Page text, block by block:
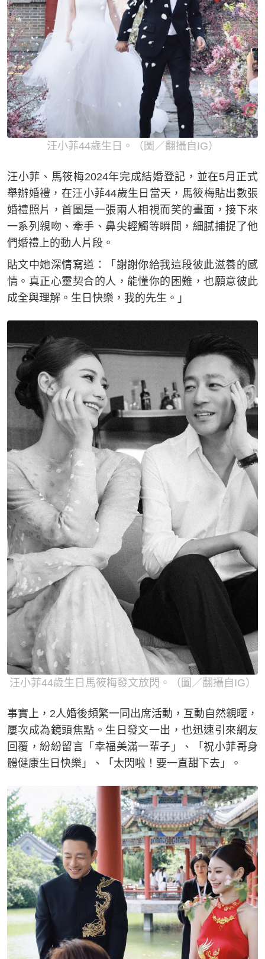
汪小菲44歲生日。（圖／翻攝自IG）
汪小菲、馬筱梅2024年完成結婚登記，並在5月正式
舉辦婚禮，在汪小菲44歲生日當天，馬筱梅貼出數張
婚禮照片，首圖是一張兩人相視而笑的畫面，接下來
一系列親吻、牽手、鼻尖輕觸等瞬間，細膩捕捉了他
們婚禮上的動人片段。
貼文中她深情寫道：「謝謝你給我這段彼此滋養的感
情。真正心靈契合的人，能懂你的困難，也願意彼此
成全與理解。生日快樂，我的先生。」
汪小菲44歲生日馬筱梅發文放閃。（圖／翻攝自IG）
事實上，2人婚後頻繁一同出席活動，互動自然親暱，
屢次成為鏡頭焦點。生日發文一出，也迅速引來網友
回覆，紛紛留言「幸福美滿一輩子」、「祝小菲哥身
體健康生日快樂」、「太閃啦！要一直甜下去」。